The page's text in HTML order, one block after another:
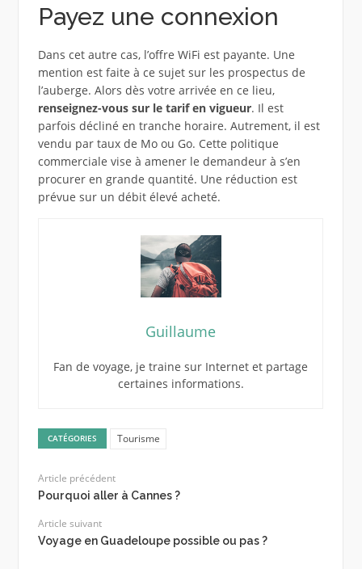
Payez une connexion
Dans cet autre cas, l’offre WiFi est payante. Une
mention est faite à ce sujet sur les prospectus de
l’auberge. Alors dès votre arrivée en ce lieu,
renseignez-vous sur le tarif en vigueur. Il est
parfois décliné en tranche horaire. Autrement, il est
vendu par taux de Mo ou Go. Cette politique
commerciale vise à amener le demandeur à s’en
procurer en grande quantité. Une réduction est
prévue sur un débit élevé acheté.
Guillaume
Fan de voyage, je traine sur Internet et partage
certaines informations.
CATÉGORIES Tourisme
Article précédent
Pourquoi aller à Cannes ?
Article suivant
Voyage en Guadeloupe possible ou pas ?